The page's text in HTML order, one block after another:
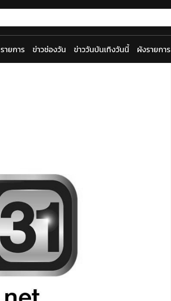
รายการ ข่าวช่องวัน ข่าววันบันเทิงวันนี้ ผังรายการ